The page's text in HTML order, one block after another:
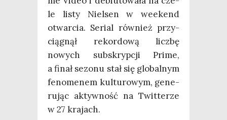
le listy Nie­lsen w week­end
otwar­cia. Serial rów­nież przy­
cią­gnął rekor­do­wą licz­bę
nowych sub­skryp­cji Pri­me,
a finał sezo­nu stał się glo­bal­nym
feno­me­nem kul­tu­ro­wym, gene­
ru­jąc aktyw­ność na Twit­te­rze
w 27 krajach.